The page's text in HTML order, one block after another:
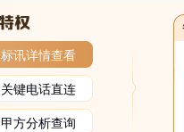
标讯详情查看
关键电话直连
甲方分析查询